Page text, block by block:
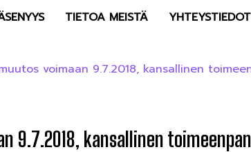
TIETOA MEISTÄ YHTEYSTIEDOT
voimaan 9.7.2018, kansallinen
9.7.2018, kansallinen